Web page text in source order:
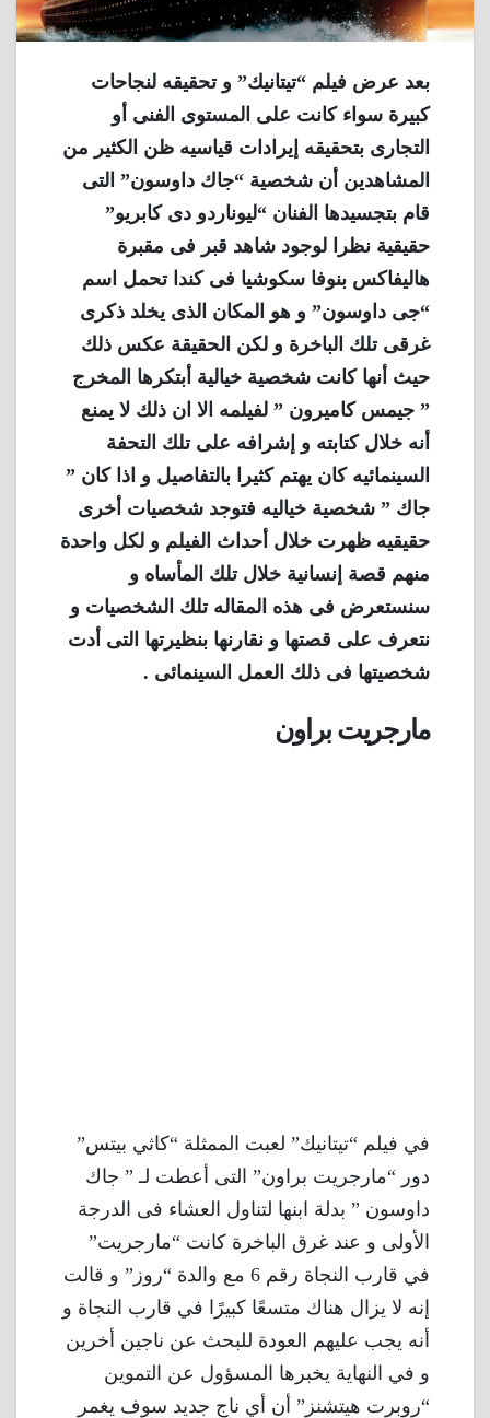
بعد عرض فيلم “تيتانيك” و تحقيقه لنجاحات
كبيرة سواء كانت على المستوى الفنى أو
التجارى بتحقيقه إيرادات قياسيه ظن الكثير من
المشاهدين أن شخصية “جاك داوسون” التى
قام بتجسيدها الفنان “ليوناردو دى كابريو”
حقيقية نظرا لوجود شاهد قبر فى مقبرة
هاليفاكس بنوفا سكوشيا فى كندا تحمل اسم
“جى داوسون” و هو المكان الذى يخلد ذكرى
غرقى تلك الباخرة و لكن الحقيقة عكس ذلك
حيث أنها كانت شخصية خيالية أبتكرها المخرج
” جيمس كاميرون ” لفيلمه الا ان ذلك لا يمنع
أنه خلال كتابته و إشرافه على تلك التحفة
السينمائيه كان يهتم كثيرا بالتفاصيل و اذا كان ”
جاك ” شخصية خياليه فتوجد شخصيات أخرى
حقيقيه ظهرت خلال أحداث الفيلم و لكل واحدة
منهم قصة إنسانية خلال تلك المأساه و
سنستعرض فى هذه المقاله تلك الشخصيات و
نتعرف على قصتها و نقارنها بنظيرتها التى أدت
شخصيتها فى ذلك العمل السينمائى .
مارجريت براون
في فيلم “تيتانيك” لعبت الممثلة “كاثي بيتس”
دور “مارجريت براون” التى أعطت لـ ” جاك
داوسون ” بدلة ابنها لتناول العشاء فى الدرجة
الأولى و عند غرق الباخرة كانت “مارجريت”
في قارب النجاة رقم 6 مع والدة “روز” و قالت
إنه لا يزال هناك متسعًا كبيرًا في قارب النجاة و
أنه يجب عليهم العودة للبحث عن ناجين أخرين
و في النهاية يخبرها المسؤول عن التموين
“روبرت هيتشنز” أن أي ناجٍ جديد سوف يغمر